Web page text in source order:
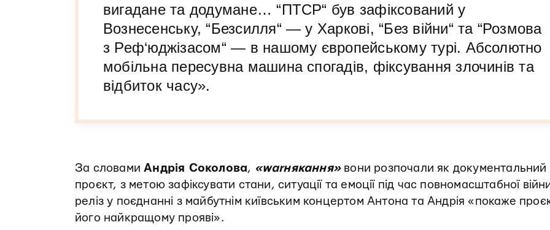
вигадане та додумане… “ПТСР“ був зафіксований у
Вознесенську, “Безсилля“ — у Харкові, “Без війни“ та “Розмова
з Реф‘юджізасом“ — в нашому європейському турі. Абсолютно
мобільна пересувна машина спогадів, фіксування злочинів та
відбиток часу».
За словамиАндрія Соколова, «warнякання»вони розпочали як документальний
проєкт, з метою зафіксувати стани, ситуації та емоції під час повномасштабної
реліз у поєднанні з майбутнім київським концертом Антона та Андрія «покаже
його найкращому прояві».